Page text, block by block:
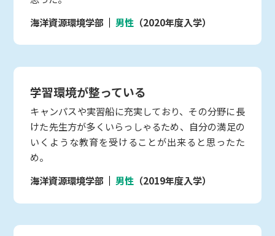
海洋資源環境学部
男性 （2020年度入学）
学習環境が整っている
キャンパスや実習船に充実しており、その分野に長
けた先生方が多くいらっしゃるため、自分の満足の
いくような教育を受けることが出来ると思ったた
め。
海洋資源環境学部
男性 （2019年度入学）